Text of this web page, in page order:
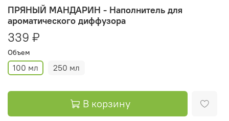
ПРЯНЫЙ МАНДАРИН - Наполнитель для
ароматического диффузора
339 ₽
Объем
100 мл 250 мл
В корзину